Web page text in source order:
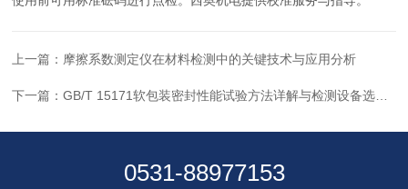
上一篇： 摩擦系数测定仪在材料检测中的关键技术与应用分析
下一篇：GB/T 15171软包装密封性能试验方法详解与检测设备选型指南
0531-88977153